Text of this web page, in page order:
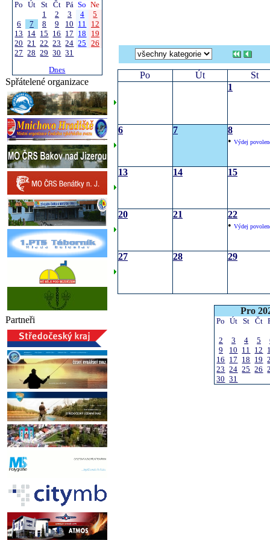
Po Út St Čt Pá So Ne
1
2 3 4
5
6
7 8 9 10 11
12
13 14 15 16 17 18
19
20 21 22 23 24 25 26
27 28 29 30 31
Dnes
Spřátelené organizace
Partneři
Po Út
St
1
6 7
8
• Výdej
13 14 15
20 21
22
• Výdej
27 28 29
Pro
Po Út St Čt
2 3 4 5
9
10 11 12
16 17 18 19
23 24 25 26
30 31